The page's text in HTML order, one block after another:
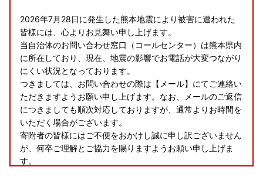
2026年7月28日に発生した熊本地震により被害に遭われた
皆様には、心よりお見舞い申し上げます。
当自治体のお問い合わせ窓口（コールセンター）は熊本県内
に所在しており、現在、地震の影響でお電話が大変つながり
にくい状況となっております。
つきましては、お問い合わせの際は【メール】にてご連絡い
ただきますようお願い申し上げます。なお、メールのご返信
につきましても順次対応しておりますが、通常よりお時間を
いただく場合がございます。
寄附者の皆様にはご不便をおかけし誠に申し訳ございません
が、何卒ご理解とご協力を賜りますようお願い申し上げま
す。